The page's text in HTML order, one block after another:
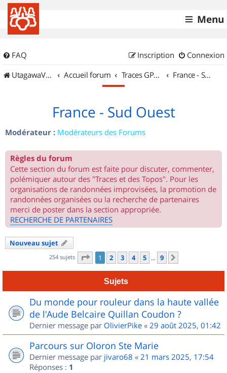
Menu
FAQ Connexion
Inscription
UtagawaVTT (Randos VTT et VTTAE avec traces GPS)
Accueil forum Traces GPS de randos VTT France - Sud Ouest
France - Sud Ouest
Modérateur : Modérateurs des Forums
Règles du forum
Cette section du forum est faite pour discuter, commenter,
polémiquer autour des "Traces et des Topos". Pour les
organisations de randonnées improvisées, la promotion de
randonnées organisées ou la recherche de partenaires
merci de poster dans la section appropriée.
RECHERCHE DE PARTENAIRES
Nouveau sujet
254 sujets Page 1sur
1 2 3 4 5 … 9
Sujets
Du monde pour rouleur dans la haute vallée
de l'Aude Belcaire Quillan Coudon ?
Dernier message par OlivierPike « 29 août 2025, 01:42
Parcours sur Oloron Ste Marie
Dernier message par jivaro68 « 21 mars 2025, 17:54
Réponses : 1